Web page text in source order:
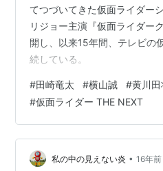
てつづいてきた仮面ライダー
リジョー主演『仮面ライダー
開し、以来15年間、テレビの
続している。
#田崎竜太 #横山誠 #黄川
#仮面ライダー THE NEXT
私の中の見えない炎 • 16年前